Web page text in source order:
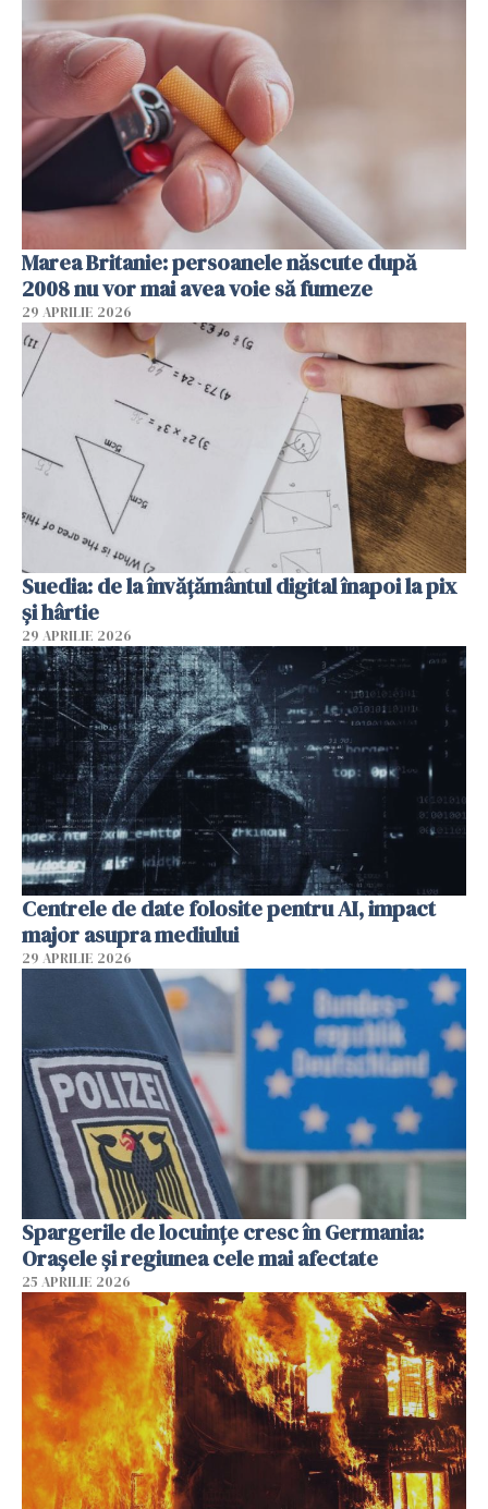
Marea Britanie: persoanele născute după
2008 nu vor mai avea voie să fumeze
29 APRILIE 2026
Suedia: de la învățământul digital înapoi la pix
și hârtie
29 APRILIE 2026
Centrele de date folosite pentru AI, impact
major asupra mediului
29 APRILIE 2026
Spargerile de locuințe cresc în Germania:
Orașele și regiunea cele mai afectate
25 APRILIE 2026